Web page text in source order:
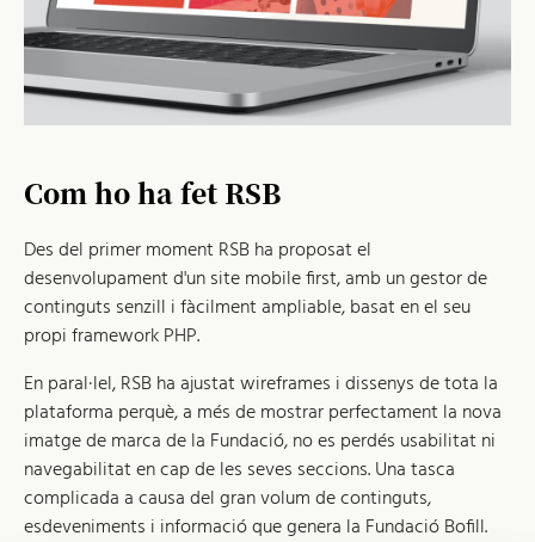
Com ho ha fet RSB
Des del primer moment RSB ha proposat el
desenvolupament d'un site mobile first, amb un gestor de
continguts senzill i fàcilment ampliable, basat en el seu
propi framework PHP.
En paral·lel, RSB ha ajustat wireframes i dissenys de tota la
plataforma perquè, a més de mostrar perfectament la nova
imatge de marca de la Fundació, no es perdés usabilitat ni
navegabilitat en cap de les seves seccions. Una tasca
complicada a causa del gran volum de continguts,
esdeveniments i informació que genera la Fundació Bofill.